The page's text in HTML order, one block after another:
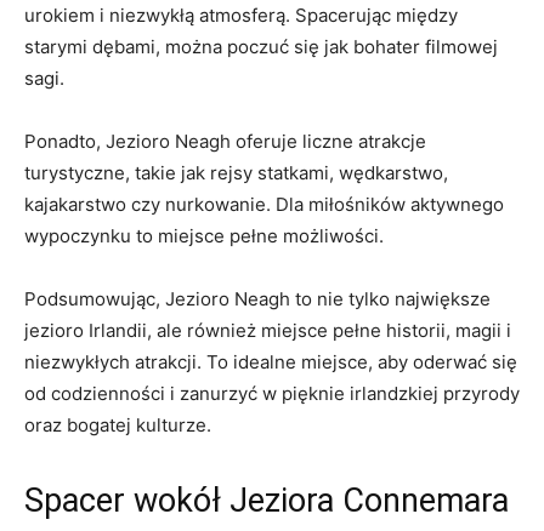
urokiem i niezwykłą atmosferą. Spacerując między
starymi dębami, można ⁢poczuć się jak⁢ bohater filmowej
⁣sagi.
Ponadto, Jezioro Neagh oferuje liczne atrakcje
turystyczne, takie jak rejsy​ statkami, wędkarstwo,
kajakarstwo czy nurkowanie. Dla miłośników aktywnego
wypoczynku to miejsce ⁢pełne możliwości.
Podsumowując, Jezioro Neagh to nie tylko największe
jezioro ⁣Irlandii, ale również miejsce pełne historii, magii i
niezwykłych atrakcji. To idealne miejsce, aby‍ oderwać się
od codzienności i ⁣zanurzyć w pięknie irlandzkiej przyrody
oraz bogatej⁣ kulturze.
Spacer wokół Jeziora Connemara